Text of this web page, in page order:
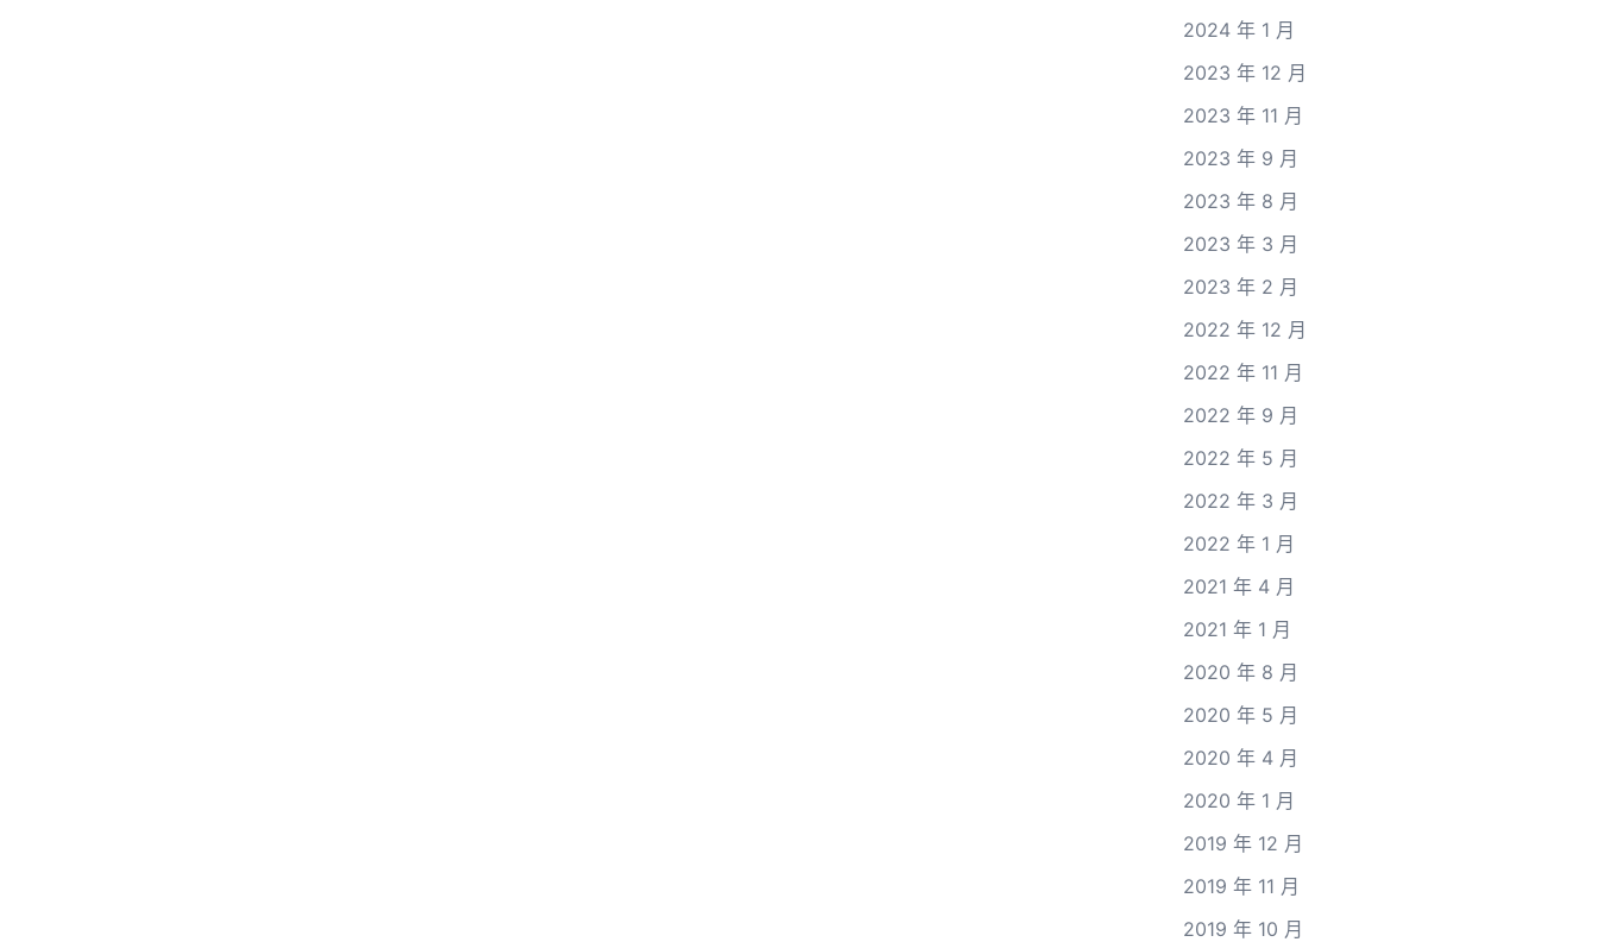
2024 年 1 月
2023 年 12 月
2023 年 11 月
2023 年 9 月
2023 年 8 月
2023 年 3 月
2023 年 2 月
2022 年 12 月
2022 年 11 月
2022 年 9 月
2022 年 5 月
2022 年 3 月
2022 年 1 月
2021 年 4 月
2021 年 1 月
2020 年 8 月
2020 年 5 月
2020 年 4 月
2020 年 1 月
2019 年 12 月
2019 年 11 月
2019 年 10 月